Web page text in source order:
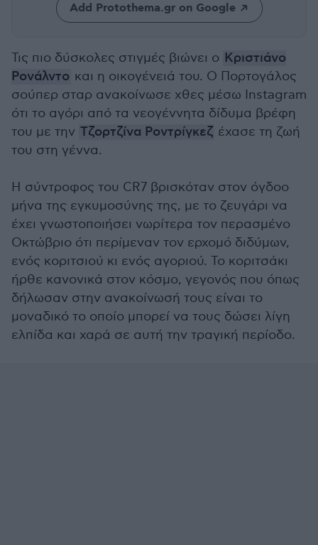
Add Protothema.gr on Google
Τις πιο δύσκολες στιγμές βιώνει ο Κριστιάνο
Ρονάλντο και η οικογένειά του. Ο Πορτογάλος
σούπερ σταρ ανακοίνωσε χθες μέσω Instagram
ότι το αγόρι από τα νεογέννητα δίδυμα βρέφη
του με την Τζορτζίνα Ροντρίγκεζ έχασε τη ζωή
του στη γέννα.
Η σύντροφος του CR7 βρισκόταν στον όγδοο
μήνα της εγκυμοσύνης της, με το ζευγάρι να
έχει γνωστοποιήσει νωρίτερα τον περασμένο
Οκτώβριο ότι περίμεναν τον ερχομό διδύμων,
ενός κοριτσιού κι ενός αγοριού. Το κοριτσάκι
ήρθε κανονικά στον κόσμο, γεγονός που όπως
δήλωσαν στην ανακοίνωσή τους είναι το
μοναδικό το οποίο μπορεί να τους δώσει λίγη
ελπίδα και χαρά σε αυτή την τραγική περίοδο.